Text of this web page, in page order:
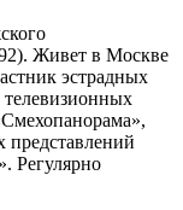
Живет в Москве
эстрадных
телевизионных
Регулярно